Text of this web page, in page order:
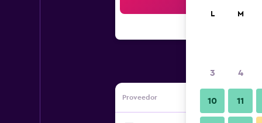
Proveedor
L M
3 4
10 11